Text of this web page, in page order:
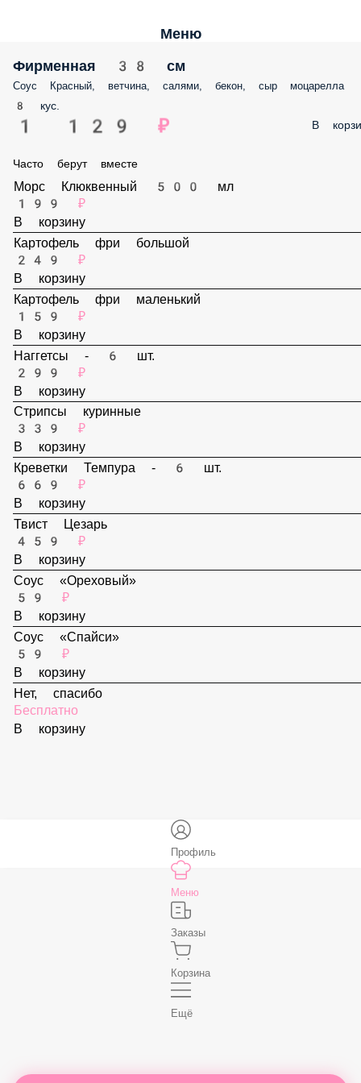
Меню
Фирменная 38 см
Соус Красный, ветчина, салями, бекон, сыр моцарелла
8 кус.
1 129 ₽ В
Часто берут вместе
Морс Клюквенный 500 мл
199 ₽
В корзину
Картофель фри большой
249 ₽
В корзину
Картофель фри маленький
159 ₽
В корзину
Наггетсы - 6 шт.
299 ₽
В корзину
Стрипсы куринные
339 ₽
В корзину
Креветки Темпура - 6 шт.
669 ₽
В корзину
Твист Цезарь
459 ₽
В корзину
Соус «Ореховый»
59 ₽
В корзину
Профиль